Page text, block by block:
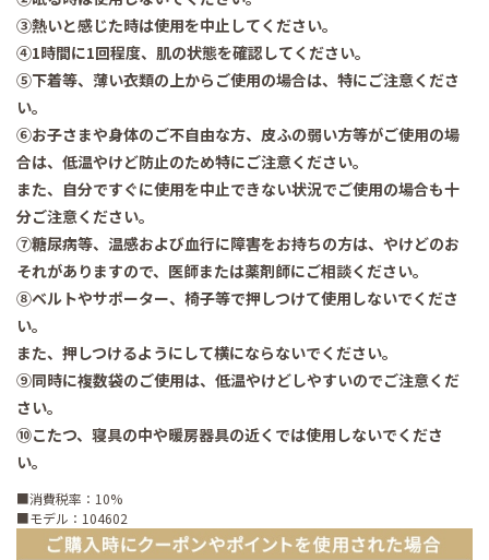
③熱いと感じた時は使用を中止してください。
④1時間に1回程度、肌の状態を確認してください。
⑤下着等、薄い衣類の上からご使用の場合は、特にご注意くださ
い。
⑥お子さまや身体のご不自由な方、皮ふの弱い方等がご使用の場
合は、低温やけど防止のため特にご注意ください。
また、自分ですぐに使用を中止できない状況でご使用の場合も十
分ご注意ください。
⑦糖尿病等、温感および血行に障害をお持ちの方は、やけどのお
それがありますので、医師または薬剤師にご相談ください。
⑧ベルトやサポーター、椅子等で押しつけて使用しないでくださ
い。
また、押しつけるようにして横にならないでください。
⑨同時に複数袋のご使用は、低温やけどしやすいのでご注意くだ
さい。
⑩こたつ、寝具の中や暖房器具の近くでは使用しないでくださ
い。
■消費税率：10%
■モデル：104602